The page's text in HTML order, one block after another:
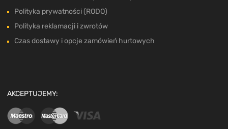
Polityka prywatności (RODO)
Polityka reklamacji i zwrotów
Czas dostawy i opcje zamówień hurtowych
AKCEPTUJEMY: